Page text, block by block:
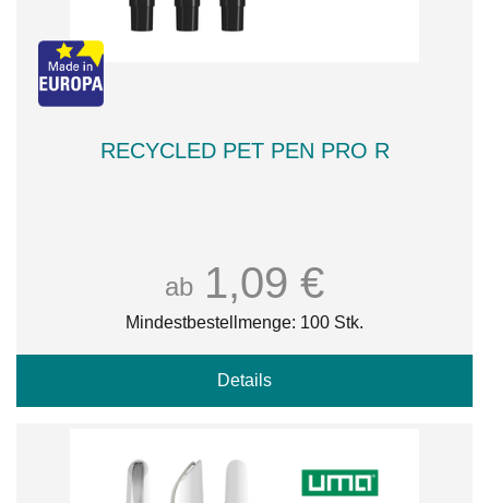
RECYCLED PET PEN PRO R
ab 1,09 €
Mindestbestellmenge: 100 Stk.
Details